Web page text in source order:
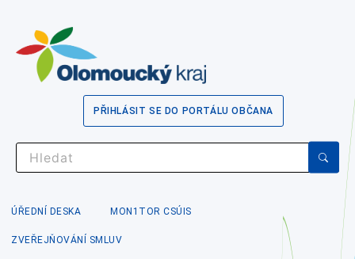
PŘIHLÁSIT SE DO PORTÁLU OBČANA
ÚŘEDNÍ DESKA MON1TOR CSÚIS
ZVEŘEJŇOVÁNÍ SMLUV